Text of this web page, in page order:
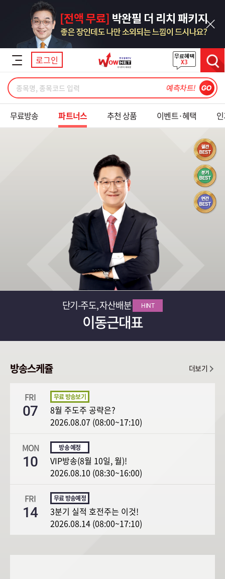
닫기
로그인
무료방송 파트너스 추천 상품 이벤트·혜택
단기-주도, 자산배분 HINT
이동근대표
방송스케쥴 더보기
FRI
07
8월 주도주 공략은?
2026.08.07 (08:00~17:10)
MON
10
VIP방송(8월 10일, 월)!
2026.08.10 (08:30~16:00)
FRI
14
3분기 실적 호전주는 이것!
2026.08.14 (08:00~17:10)